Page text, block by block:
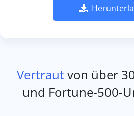
Vertraut von über
und Fortune-500-